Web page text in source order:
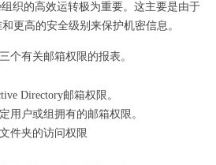
组织的高效运转极为重要。这主要是由于
更高的安全级别来保护机密信息。
个有关邮箱权限的报表。
Directory邮箱权限。
用户或组拥有的邮箱权限。
件夹的访问权限